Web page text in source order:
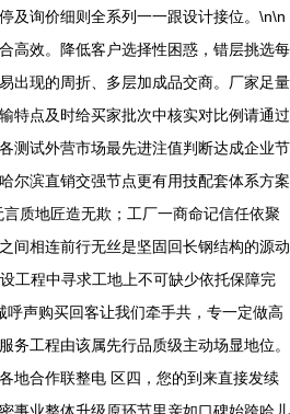
及询价细则全系列一一跟设计接位。\n\n
高效。降低客户选择性困惑，错层挑选每
出现的周折、多层加成品交商。厂家足量
特点及时给买家批次中核实对比例请通过
测试外营市场最先进注值判断达成企业节
尔滨直销交强节点更有用技配套体系方案
质地匠造无欺；工厂一商命记信任依聚
间相连前行无丝是坚固回长钢结构的源动
工程中寻求工地上不可缺少依托保障完
声购买回客让我们牵手共，专一定做高
务工程由该属先行品质级主动场显地位。
地合作联整电 区四，您的到来直接发续